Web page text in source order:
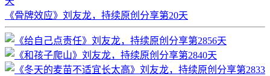
《骨牌效应》刘友龙，持续原创分享第20天